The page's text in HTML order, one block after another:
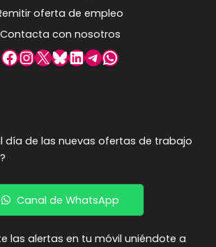
oferta de empleo
Contacta con nosotros
Facebook
Instagram
X Bluesky
LinkedIn
Telegram
WhatsApp
día de las nuevas ofertas de trabajo
?
Canal de WhatsApp
las alertas en tu móvil uniéndote a